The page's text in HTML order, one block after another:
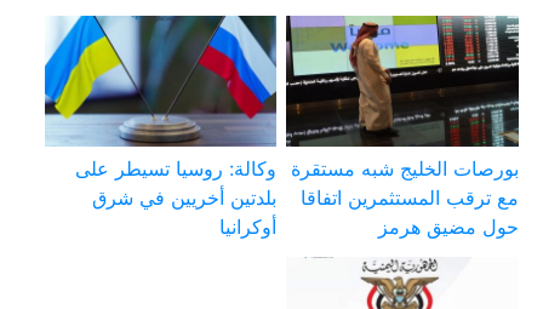
بورصات الخليج شبه مستقرة
مع ترقب المستثمرين اتفاقا
حول مضيق هرمز
وكالة: روسيا تسيطر على
بلدتين أخريين في شرق
أوكرانيا